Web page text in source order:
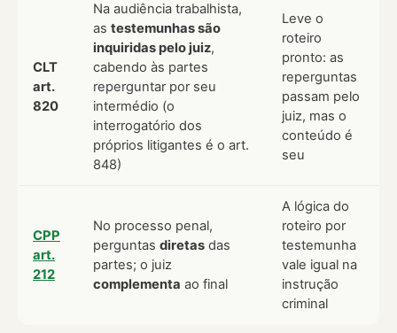
CLT
art.
820
Na audiência trabalhista,
as testemunhas são
inquiridas pelo juiz,
cabendo às partes
reperguntar por seu
intermédio (o
interrogatório dos
próprios litigantes é o art.
848)
Leve o
roteiro
pronto: as
reperguntas
passam pelo
juiz, mas o
conteúdo é
seu
CPP
art.
212
No processo penal,
perguntas diretas das
partes; o juiz
complementa ao final
A lógica do
roteiro por
testemunha
vale igual na
instrução
criminal